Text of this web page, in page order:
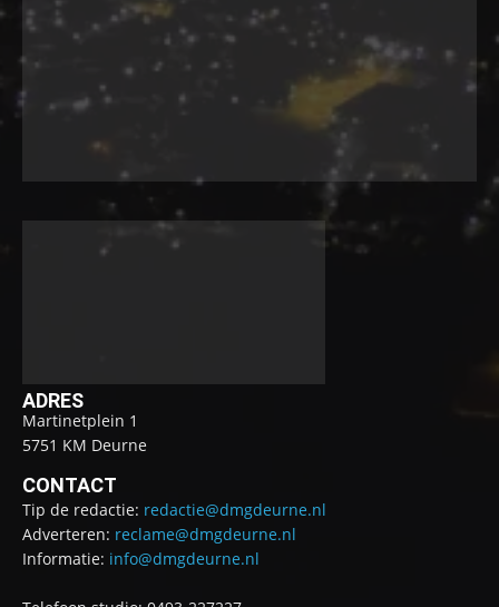
ADRES
Martinetplein 1
5751 KM Deurne
CONTACT
Tip de redactie: redactie@dmgdeurne.nl
Adverteren: reclame@dmgdeurne.nl
Informatie: info@dmgdeurne.nl